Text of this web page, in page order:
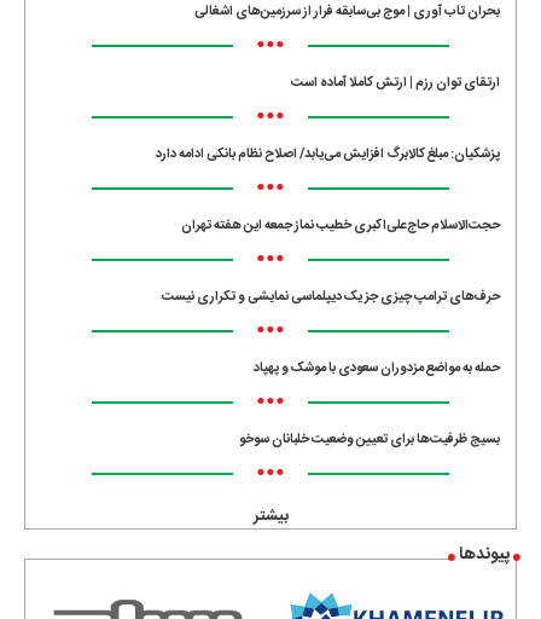
بحران تاب آوری | موج بی‌سابقه فرار از سرزمین‌های اشغالی
•••
ارتقای توان رزم | ارتش کاملا آماده است
•••
پزشکیان: مبلغ کالابرگ افزایش می‌یابد/ اصلاح نظام بانکی ادامه دارد
•••
حجت‌الاسلام حاج‌علی‌اکبری خطیب نماز جمعه این هفته تهران
•••
حرف‌های ترامپ چیزی جز یک دیپلماسی نمایشی و تکراری نیست
•••
حمله به مواضع مزدوران سعودی با موشک و پهپاد
•••
بسیج ظرفیت‌ها برای تعیین وضعیت خلبانان سوخو
•••
بیشتر
پیوندها